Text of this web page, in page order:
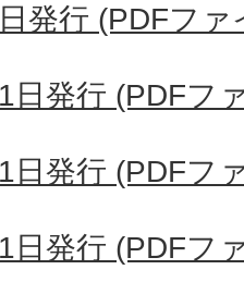
発行 (PDFファ
日発行 (PDFフ
日発行 (PDFフ
日発行 (PDFフ